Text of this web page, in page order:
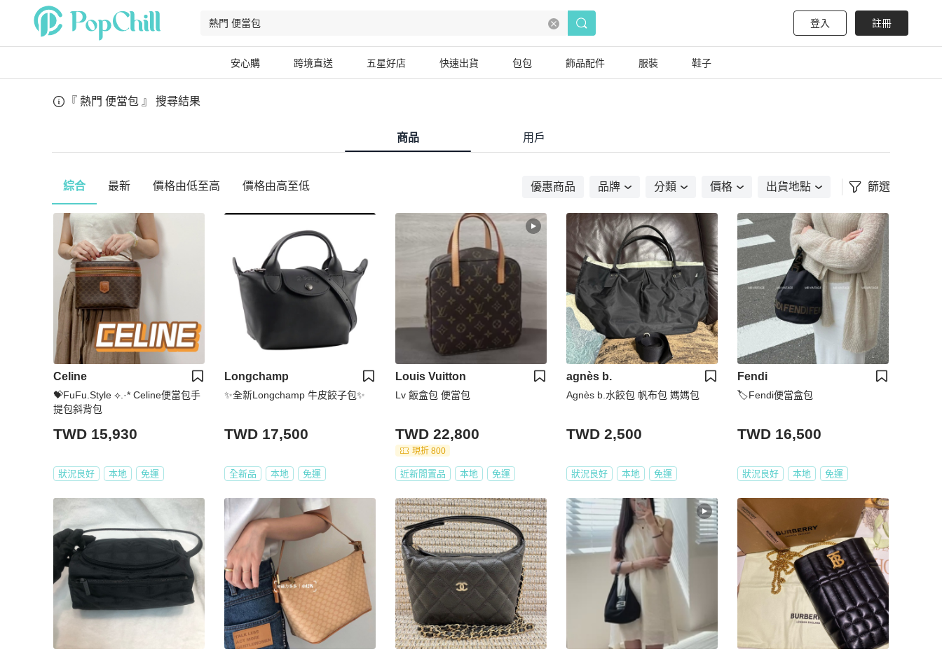
登入 註冊
安心購 跨境直送 五星好店 快速出貨 包包 飾品配件 服裝 鞋子
『 熱門 便當包 』 搜尋結果
商品 用戶
綜合 最新 價格由低至高 價格由高至低 優惠商品 品牌 分類 價格 出貨地點 篩選
Celine
💝FuFu.Style ⟡.·* Celine便當包手
提包斜背包
TWD 15,930
狀況良好 本地 免運
Longchamp
✨全新Longchamp 牛皮餃子包✨
TWD 17,500
全新品 本地 免運
Louis Vuitton
Lv 飯盒包 便當包
TWD 22,800
現折 800
近新閒置品 本地 免運
agnès b.
Agnès b.水餃包 帆布包 媽媽包
TWD 2,500
狀況良好 本地 免運
Fendi
🏷Fendi便當盒包
TWD 16,500
狀況良好 本地 免運